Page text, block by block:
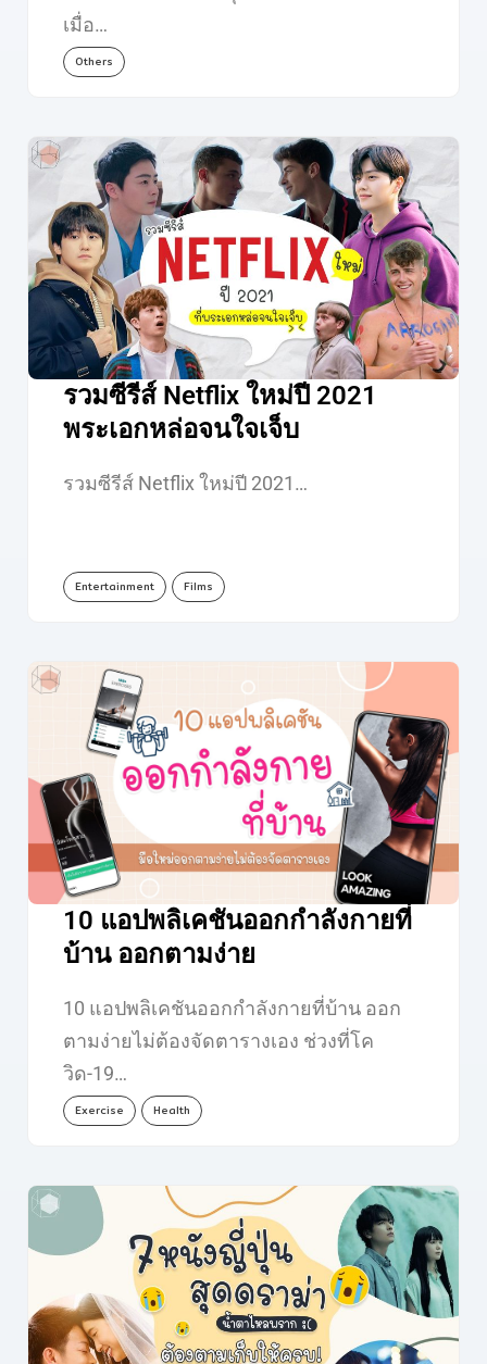
เมื่อ…
Others
รวมซีรีส์ Netflix ใหม่ปี 2021
พระเอกหล่อจนใจเจ็บ
รวมซีรีส์ Netflix ใหม่ปี 2021…
Entertainment Films
10 แอปพลิเคชันออกกำลังกายที่
บ้าน ออกตามง่าย
10 แอปพลิเคชันออกกำลังกายที่บ้าน ออก
ตามง่ายไม่ต้องจัดตารางเอง ช่วงที่โค
วิด-19…
Exercise Health